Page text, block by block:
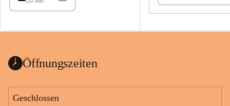
l
a
e
a
Öffnungszeiten
Geschlossen